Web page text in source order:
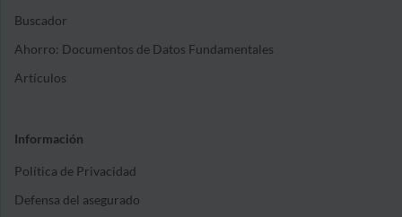
Buscador
Ahorro: Documentos de Datos Fundamentales
Artículos
Información
Política de Privacidad
Defensa del asegurado